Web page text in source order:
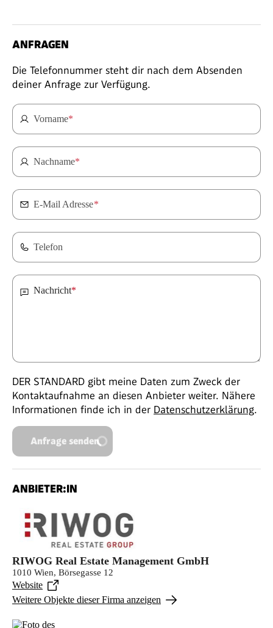
ANFRAGEN
Die Telefonnummer steht dir nach dem Absenden
deiner Anfrage zur Verfügung.
Vorname*
Nachname*
E-Mail Adresse*
Telefon
Nachricht*
DER STANDARD gibt meine Daten zum Zweck der
Kontaktaufnahme an diesen Anbieter weiter. Nähere
Informationen finde ich in der Datenschutzerklärung.
Anfrage senden
ANBIETER:IN
RIWOG Real Estate Management GmbH
1010 Wien, Börsegasse 12
Website
Weitere Objekte dieser Firma anzeigen